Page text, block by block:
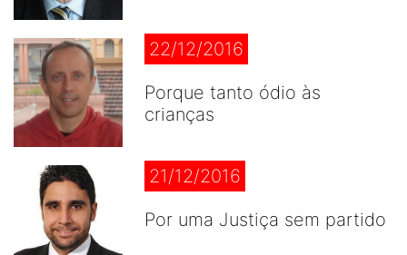
22/12/2016
Porque tanto ódio às
crianças
21/12/2016
Por uma Justiça sem partido